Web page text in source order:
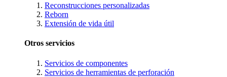
Reconstrucciones personalizadas
Reborn
Extensión de vida útil
Otros servicios
Servicios de componentes
Servicios de herramientas de perforación